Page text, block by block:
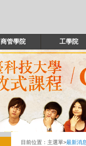
商管學院 工學院
目前位置： 主選單>最新消息